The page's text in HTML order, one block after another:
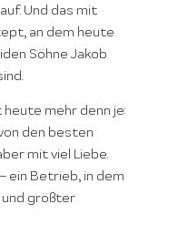
Und das mit
an dem heute
Söhne Jakob
mehr denn je:
den besten
mit viel Liebe.
ein Betrieb, in dem
und größter